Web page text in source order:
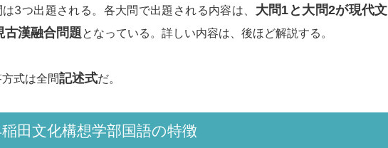
は3つ出題される。各大問で出題される内容は、 大問1と大問2が現代文
古漢融合問題となっている。詳しい内容は、後ほど解説する。
式は全問記述式だ。
田文化構想学部国語の特徴